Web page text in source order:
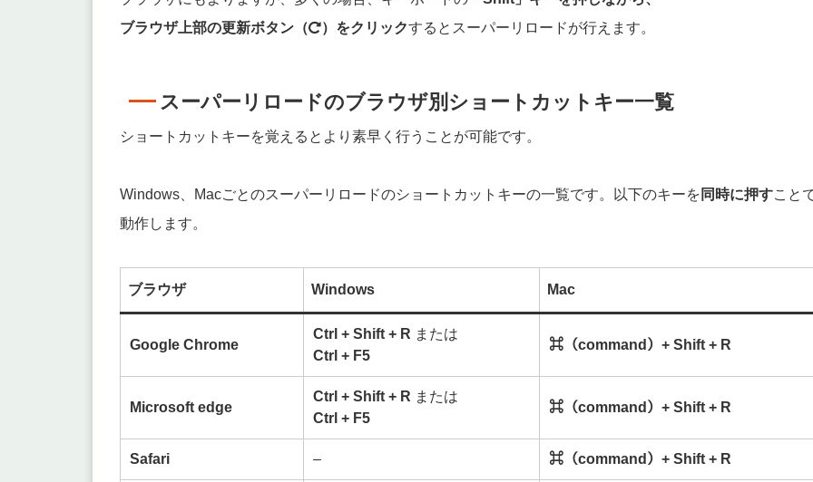
ブラウザ上部の更新ボタン（
）をクリックするとスーパーリロードが行えます。
スーパーリロードのブラウザ別ショートカットキー一覧
ショートカットキーを覚えるとより素早く行うことが可能です。
Windows、Macごとのスーパーリロードのショートカットキーの一覧です。以下のキーを 同時に押すこと
動作します。
ブラウザ Windows Mac
Google Chrome
Ctrl + Shift + R または
Ctrl + F5
⌘（command）+ Shift + R
Microsoft edge
Ctrl + Shift + R または
Ctrl + F5
⌘（command）+ Shift + R
Safari – ⌘（command）+ Shift + R